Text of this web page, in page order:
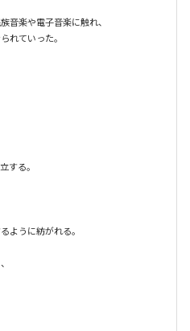
音楽や電子音楽に触れ、
れていった。
する。
ように紡がれる。